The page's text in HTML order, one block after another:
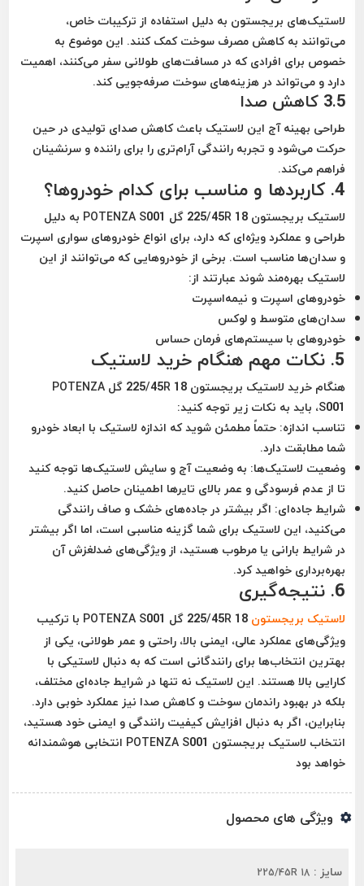
لاستیک‌های بریجستون به دلیل استفاده از ترکیبات خاص،
می‌توانند به کاهش مصرف سوخت کمک کنند. این موضوع به
خصوص برای افرادی که در مسافت‌های طولانی سفر می‌کنند، اهمیت
دارد و می‌تواند در هزینه‌های سوخت صرفه‌جویی کند.
3.5 کاهش صدا
طراحی بهینه آج این لاستیک باعث کاهش صدای تولیدی در حین
حرکت می‌شود و تجربه رانندگی آرام‌تری را برای راننده و سرنشینان
فراهم می‌کند.
4. کاربردها و مناسب برای کدام خودروها؟
لاستیک بریجستون 225/45R 18 گل POTENZA S001 به دلیل
طراحی و عملکرد ویژه‌ای که دارد، برای انواع خودروهای سواری اسپرت
و سدان‌ها مناسب است. برخی از خودروهایی که می‌توانند از این
لاستیک بهره‌مند شوند عبارتند از:
خودروهای اسپرت و نیمه‌اسپرت
سدان‌های متوسط و لوکس
خودروهای با سیستم‌های فرمان حساس
5. نکات مهم هنگام خرید لاستیک
هنگام خرید لاستیک بریجستون 225/45R 18 گل POTENZA
S001، باید به نکات زیر توجه کنید:
تناسب اندازه: حتماً مطمئن شوید که اندازه لاستیک با ابعاد خودرو
شما مطابقت دارد.
وضعیت لاستیک‌ها: به وضعیت آج و سایش لاستیک‌ها توجه کنید
تا از عدم فرسودگی و عمر بالای تایرها اطمینان حاصل کنید.
شرایط جاده‌ای: اگر بیشتر در جاده‌های خشک و صاف رانندگی
می‌کنید، این لاستیک برای شما گزینه مناسبی است، اما اگر بیشتر
در شرایط بارانی یا مرطوب هستید، از ویژگی‌های ضدلغزش آن
بهره‌برداری خواهید کرد.
6. نتیجه‌گیری
لاستیک بریجستون
225/45R 18 گل POTENZA S001 با ترکیب
ویژگی‌های عملکرد عالی، ایمنی بالا، راحتی و عمر طولانی، یکی از
بهترین انتخاب‌ها برای رانندگانی است که به دنبال لاستیکی با
کارایی بالا هستند. این لاستیک نه تنها در شرایط جاده‌ای مختلف،
بلکه در بهبود راندمان سوخت و کاهش صدا نیز عملکرد خوبی دارد.
بنابراین، اگر به دنبال افزایش کیفیت رانندگی و ایمنی خود هستید،
انتخاب لاستیک بریجستون POTENZA S001 انتخابی هوشمندانه
خواهد بود
ویژگی های محصول
سایز : 225/45R 18